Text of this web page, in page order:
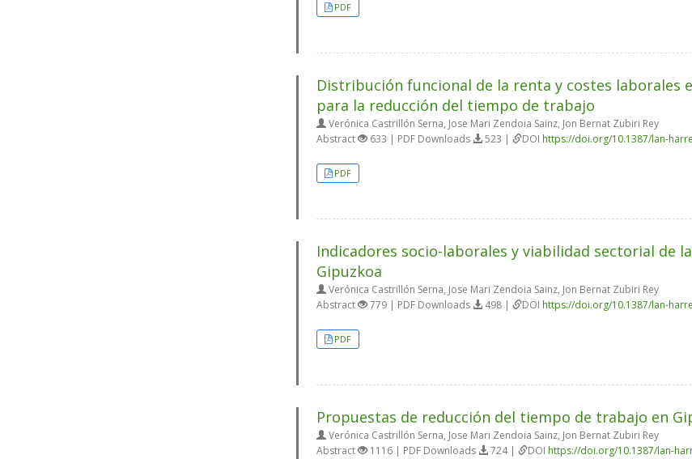
PDF
Distribución funcional de la renta y costes laborales
para la reducción del tiempo de trabajo
Verónica Castrillón Serna, Jose Mari Zendoia Sainz, Jon Bernat Zubiri Rey
Abstract
633 | PDF Downloads 523 | DOI https://doi.org/10.1387/lan-
PDF
Indicadores socio-laborales y viabilidad sectorial de
Gipuzkoa
Verónica Castrillón Serna, Jose Mari Zendoia Sainz, Jon Bernat Zubiri Rey
Abstract
779 | PDF Downloads 498 | DOI https://doi.org/10.1387/lan-
PDF
Propuestas de reducción del tiempo de trabajo en
Verónica Castrillón Serna, Jose Mari Zendoia Sainz, Jon Bernat Zubiri Rey
Abstract
1116 | PDF Downloads 724 | DOI https://doi.org/10.1387/lan-